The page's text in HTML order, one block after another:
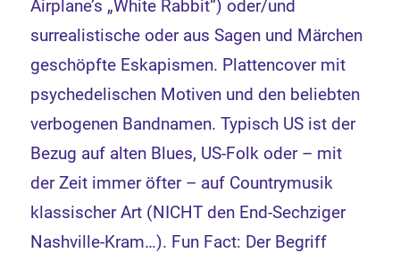
Airplane’s „White Rabbit“) oder/und
surrealistische oder aus Sagen und Märchen
geschöpfte Eskapismen. Plattencover mit
psychedelischen Motiven und den beliebten
verbogenen Bandnamen. Typisch US ist der
Bezug auf alten Blues, US-Folk oder – mit
der Zeit immer öfter – auf Countrymusik
klassischer Art (NICHT den End-Sechziger
Nashville-Kram…). Fun Fact: Der Begriff